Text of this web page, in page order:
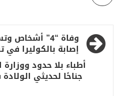
تصفّح
المقالات
إصابة بالكوليرا في
أطباء بلا حدود
جناحًا لحديثي